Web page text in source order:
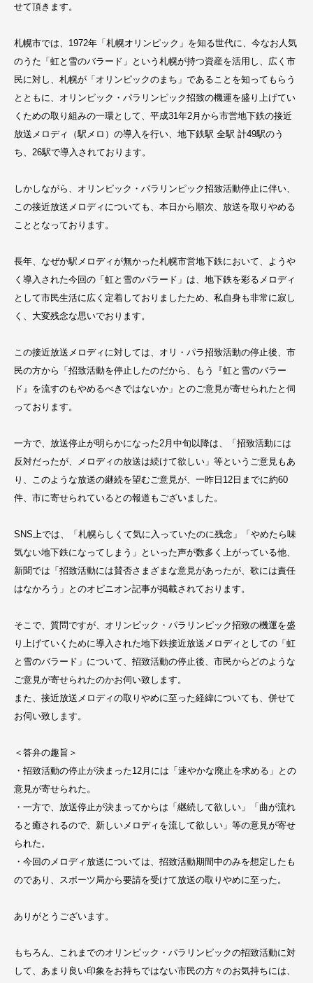
せて頂きます。
札幌市では、1972年「札幌オリンピック」を知る世代に、今なお人気
のうた「虹と雪のバラード」という札幌が持つ資産を活用し、広く市
民に対し、札幌が「オリンピックのまち」であることを知ってもらう
とともに、オリンピック・パラリンピック招致の機運を盛り上げてい
くための取り組みの一環として、平成31年2月から市営地下鉄の接近
放送メロディ（駅メロ）の導入を行い、地下鉄駅 全駅 計49駅のう
ち、26駅で導入されております。
しかしながら、オリンピック・パラリンピック招致活動停止に伴い、
この接近放送メロディについても、本日から順次、放送を取りやめる
こととなっております。
長年、なぜか駅メロディが無かった札幌市営地下鉄において、ようや
く導入された今回の「虹と雪のバラード」は、地下鉄を彩るメロディ
として市民生活に広く定着しておりましたため、私自身も非常に寂し
く、大変残念な思いでおります。
この接近放送メロディに対しては、オリ・パラ招致活動の停止後、市
民の方から「招致活動を停止したのだから、もう『虹と雪のバラー
ド』を流すのもやめるべきではないか」とのご意見が寄せられたと伺
っております。
一方で、放送停止が明らかになった2月中旬以降は、「招致活動には
反対だったが、メロディの放送は続けて欲しい」等というご意見もあ
り、このような放送の継続を望むご意見が、一昨日12日までに約60
件、市に寄せられているとの報道もございました。
SNS上では、「札幌らしくて気に入っていたのに残念」「やめたら味
気ない地下鉄になってしまう」といった声が数多く上がっている他、
新聞では「招致活動には賛否さまざまな意見があったが、歌には責任
はなかろう」とのオピニオン記事が掲載されております。
そこで、質問ですが、オリンピック・パラリンピック招致の機運を盛
り上げていくために導入された地下鉄接近放送メロディとしての「虹
と雪のバラード」について、招致活動の停止後、市民からどのような
ご意見が寄せられたのかお伺い致します。
また、接近放送メロディの取りやめに至った経緯についても、併せて
お伺い致します。
＜答弁の趣旨＞
・招致活動の停止が決まった12月には「速やかな廃止を求める」との
意見が寄せられた。
・一方で、放送停止が決まってからは「継続して欲しい」「曲が流れ
ると癒されるので、新しいメロディを流して欲しい」等の意見が寄せ
られた。
・今回のメロディ放送については、招致活動期間中のみを想定したも
のであり、スポーツ局から要請を受けて放送の取りやめに至った。
ありがとうございます。
もちろん、これまでのオリンピック・パラリンピックの招致活動に対
して、あまり良い印象をお持ちではない市民の方々のお気持ちには、